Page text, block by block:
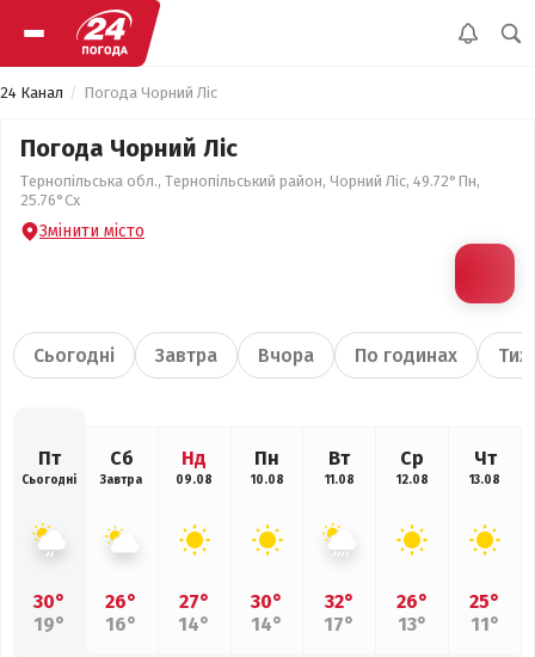
24 Канал Погода Чорний Ліс
Погода Чорний Ліс
Тернопільська обл., Тернопільський район, Чорний Ліс, 49.72°Пн,
25.76°Сх
Змінити місто
Сьогодні Завтра Вчора По годинах
Пт
Сьогодні
30°
19°
Сб
Завтра
26°
16°
Нд
09.08
27°
14°
Пн
10.08
30°
14°
Вт
11.08
32°
17°
Ср
12.08
26°
13°
Чт
13.08
25°
11°